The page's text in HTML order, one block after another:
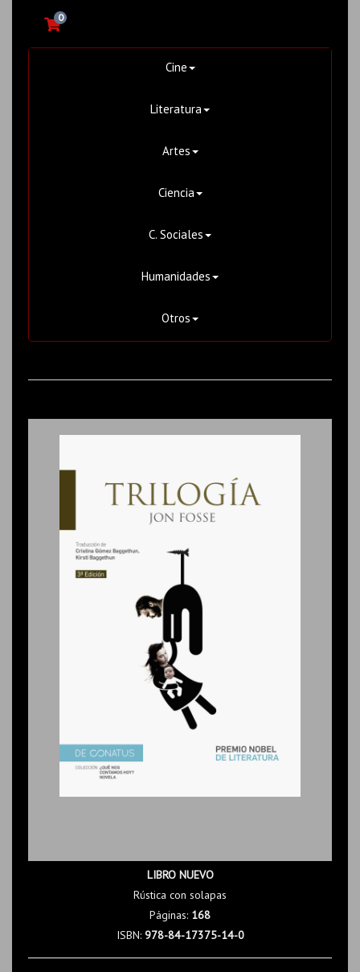
0
Cine
Literatura
Artes
Ciencia
C. Sociales
Humanidades
Otros
LIBRO NUEVO
Rústica con solapas
Páginas: 168
ISBN: 978-84-17375-14-0